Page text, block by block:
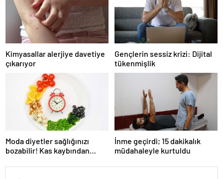
Kimyasallar alerjiye davetiye
çıkarıyor
Gençlerin sessiz krizi: Dijital
tükenmişlik
Moda diyetler sağlığınızı
bozabilir! Kas kaybından
nelere yol açıyor
İnme geçirdi; 15 dakikalık
müdahaleyle kurtuldu